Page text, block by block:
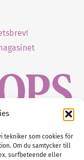
tekniker som cookies för
Om du samtycker till
surfbeteende eller
Uddevalla